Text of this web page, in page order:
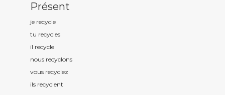
Présent
je recycle
tu recycles
il recycle
nous recyclons
vous recyclez
ils recyclent